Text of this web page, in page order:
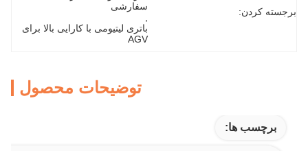
برجسته کردن:
سفارشی
AGV
توضیحات محصول
برچسب ها: